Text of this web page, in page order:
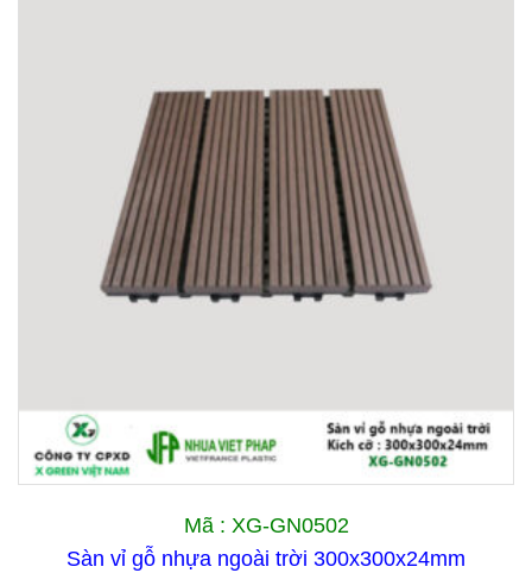
Mã : XG-GN0502
Sàn vỉ gỗ nhựa ngoài trời 300x300x24mm